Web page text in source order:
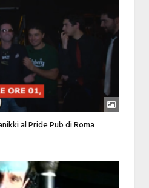
al Pride Pub di Roma